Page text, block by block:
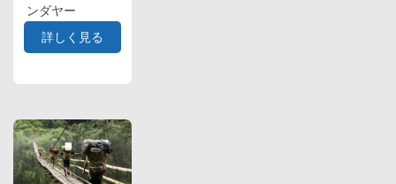
ンダヤー
詳しく見る